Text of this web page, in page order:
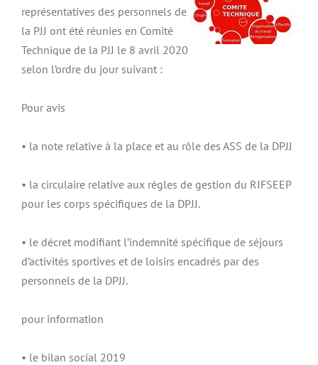
PUBLICATIONS
représentatives des personnels de
la PJJ ont été réunies en Comité
Technique de la PJJ le 8 avril 2020
selon l’ordre du jour suivant :
Pour avis
• la note relative à la place et au rôle des ASS de la DPJJ
• la circulaire relative aux règles de gestion du RIFSEEP
pour les corps spécifiques de la DPJJ.
• le décret modifiant l’indemnité spécifique de séjours
d’activités sportives et de loisirs encadrés par des
personnels de la DPJJ.
pour information
• le bilan social 2019